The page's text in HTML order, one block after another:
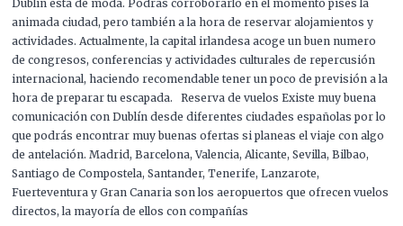
Dublín está de moda. Podrás corroborarlo en el momento pises la
animada ciudad, pero también a la hora de reservar alojamientos y
actividades. Actualmente, la capital irlandesa acoge un buen numero
de congresos, conferencias y actividades culturales de repercusión
internacional, haciendo recomendable tener un poco de previsión a la
hora de preparar tu escapada. Reserva de vuelos Existe muy buena
comunicación con Dublín desde diferentes ciudades españolas por lo
que podrás encontrar muy buenas ofertas si planeas el viaje con algo
de antelación. Madrid, Barcelona, Valencia, Alicante, Sevilla, Bilbao,
Santiago de Compostela, Santander, Tenerife, Lanzarote,
Fuerteventura y Gran Canaria son los aeropuertos que ofrecen vuelos
directos, la mayoría de ellos con compañías